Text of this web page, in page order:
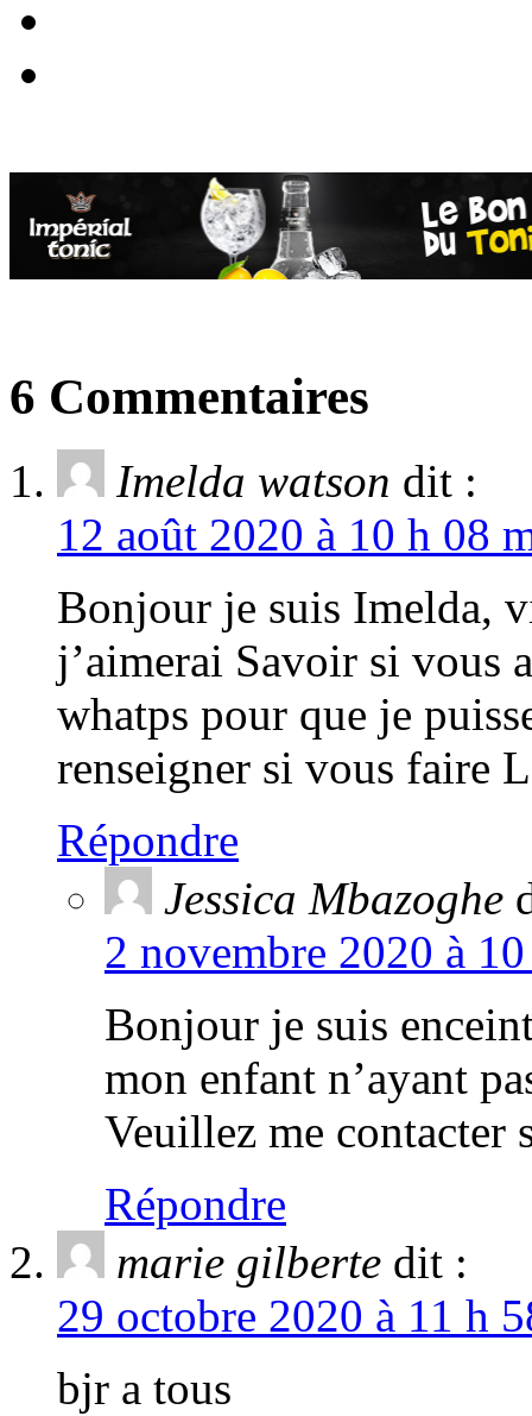
6 Commentaires
Imelda watson dit :
12 août 2020 à 10 h 08
Bonjour je suis Imelda,
j’aimerai Savoir si vous
whatps pour que je
renseigner si vous faire
Répondre
Jessica Mbazoghe
2 novembre 2020 à
Bonjour je suis
mon enfant n’ayant
Veuillez me contacter
Répondre
marie gilberte dit :
29 octobre 2020 à 11 h
bjr a tous